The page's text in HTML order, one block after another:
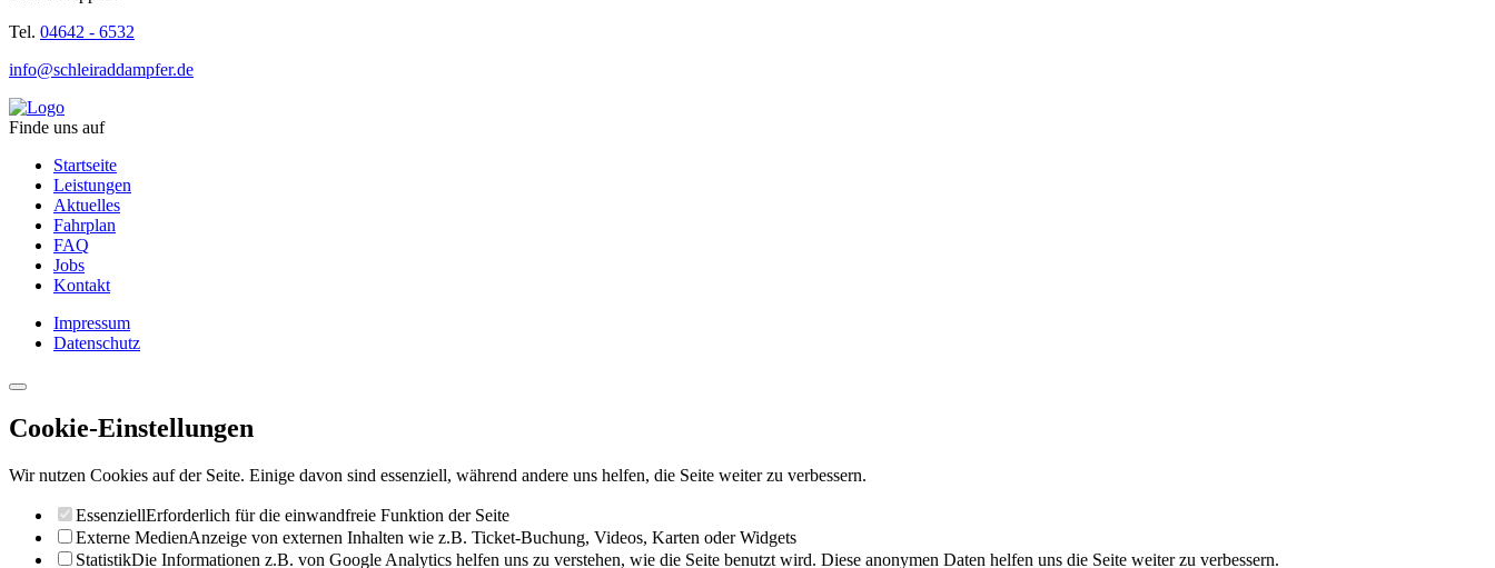
Tel. 04642 - 6532
info@schleiraddampfer.de
Finde uns auf
Startseite
Leistungen
Aktuelles
Fahrplan
FAQ
Jobs
Kontakt
Impressum
Datenschutz
Cookie-Einstellungen
Wir nutzen Cookies auf der Seite. Einige davon sind essenziell, während andere uns helfen, die Seite weiter zu verbessern.
EssenziellErforderlich für die einwandfreie Funktion der Seite
Externe MedienAnzeige von externen Inhalten wie z.B. Ticket-Buchung, Videos, Karten oder Widgets
StatistikDie Informationen z.B. von Google Analytics helfen uns zu verstehen, wie die Seite benutzt wird. Diese anonymen Daten helfen uns die Seite weiter zu verbessern.